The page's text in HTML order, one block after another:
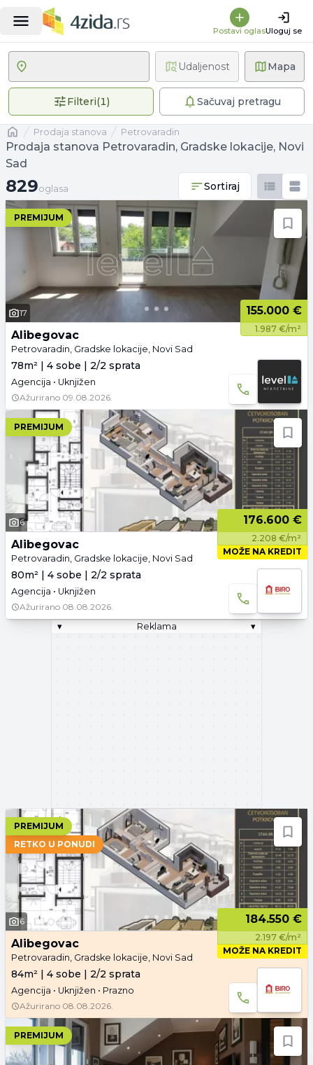
Postavi oglasUloguj se
Mapa
Filteri(1)1 primenjen filterSačuvaj pretragu
Udaljenost
Naslovnaprodaja stanova Petrovaradin
Prodaja stanova Petrovaradin, Gradske lokacije, Novi
Sad
829 oglasa
829oglasa Sortiraj
PREMIJUM
17 155.000 €
1.987 €/m²
Alibegovac
Petrovaradin, Gradske lokacije, Novi Sad
78m² | 4 sobe | 2/2 sprata
Agencija • Uknjižen
Ažurirano 09.08.2026.
PREMIJUM
6 176.600 €
2.208 €/m²
MOŽE NA KREDIT
Alibegovac
Petrovaradin, Gradske lokacije, Novi Sad
80m² | 4 sobe | 2/2 sprata
Agencija • Uknjižen
Ažurirano 08.08.2026.
▾
Reklama ▾
PREMIJUM
RETKO U PONUDI
6 184.550 €
2.197 €/m²
MOŽE NA KREDIT
Alibegovac
Petrovaradin, Gradske lokacije, Novi Sad
84m² | 4 sobe | 2/2 sprata
Agencija • Uknjižen • Prazno
Ažurirano 08.08.2026.
PREMIJUM